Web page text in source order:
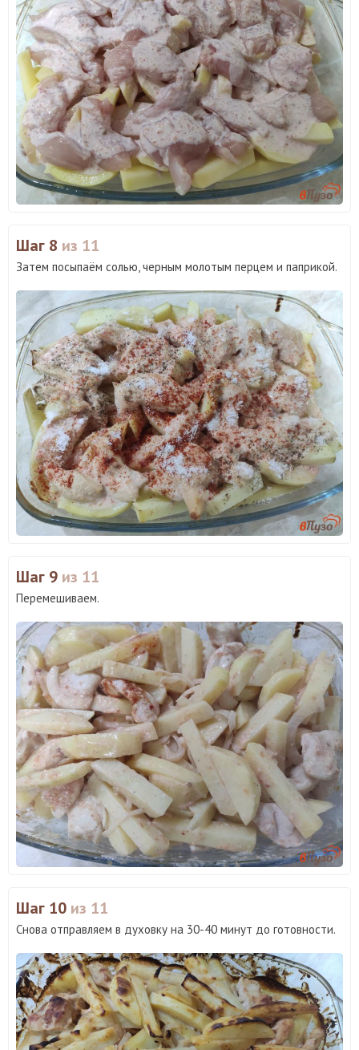
Шаг 8 из 11
Затем посыпаём солью, черным молотым перцем и паприкой.
Шаг 9 из 11
Перемешиваем.
Шаг 10 из 11
Снова отправляем в духовку на 30-40 минут до готовности.